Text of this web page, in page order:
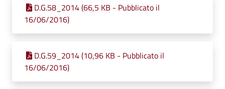
D.G.58_2014 (66,5 KB - Pubblicato il
16/06/2016)
D.G.59_2014 (10,96 KB - Pubblicato il
16/06/2016)